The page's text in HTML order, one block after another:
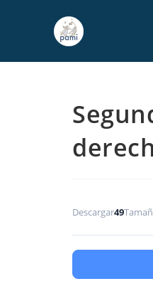
Descargar49